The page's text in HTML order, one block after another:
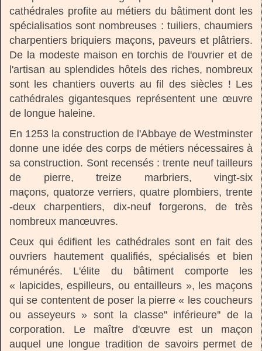
cathédrales profite au métiers du bâtiment dont les
spécialisatios sont nombreuses : tuiliers, chaumiers
charpentiers briquiers maçons, paveurs et plâtriers.
De la modeste maison en torchis de l'ouvrier et de
l'artisan au splendides hôtels des riches, nombreux
sont les chantiers ouverts au fil des siècles ! Les
cathédrales gigantesques représentent une œuvre
de longue haleine.
En 1253 la construction de l'Abbaye de Westminster
donne une idée des corps de métiers nécessaires à
sa construction. Sont recensés : trente neuf tailleurs
de pierre, treize marbriers, vingt-six
maçons, quatorze verriers, quatre plombiers, trente
-deux charpentiers, dix-neuf forgerons, de très
nombreux manœuvres.
Ceux qui édifient les cathédrales sont en fait des
ouvriers hautement qualifiés, spécialisés et bien
rémunérés. L'élite du bâtiment comporte les
« lapicides, espilleurs, ou entailleurs », les maçons
qui se contentent de poser la pierre « les coucheurs
ou asseyeurs » sont la classe'' inférieure'' de la
corporation. Le maître d'œuvre est un maçon
auquel une longue tradition de savoirs permet de